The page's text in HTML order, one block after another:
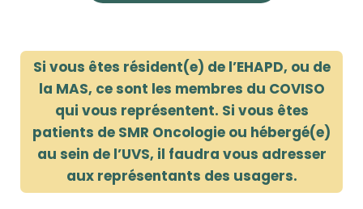
Si vous êtes résident(e) de l’EHAPD, ou de
la MAS, ce sont les membres du COVISO
qui vous représentent. Si vous êtes
patients de SMR Oncologie ou hébergé(e)
au sein de l’UVS, il faudra vous adresser
aux représentants des usagers.